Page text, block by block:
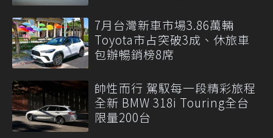
7月台灣新車市場3.86萬輛
Toyota市占突破3成、休旅車
包辦暢銷榜8席
帥性而行 駕馭每一段精彩旅程
全新 BMW 318i Touring全台
限量200台